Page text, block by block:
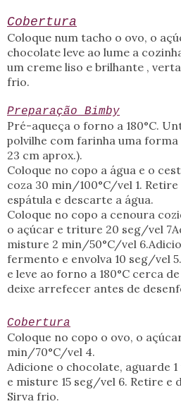
Cobertura
Coloque num tacho o ovo, o
chocolate leve ao lume a
um creme liso e brilhante ,
frio.
Preparação Bimby
Pré-aqueça o forno a 180°C.
polvilhe com farinha uma
23 cm aprox.).
Coloque no copo a água e o
coza 30 min/100°C/vel 1.
espátula e descarte a água.
Coloque no copo a cenoura
o açúcar e triture 20 seg/vel 7
misture 2 min/50°C/vel 6
fermento e envolva 10 seg/vel 5
e leve ao forno a 180°C cerca
deixe arrefecer antes de
Cobertura
Coloque no copo o ovo, o
min/70°C/vel 4.
Adicione o chocolate, aguarde
e misture 15 seg/vel 6. Retire e
Sirva frio.